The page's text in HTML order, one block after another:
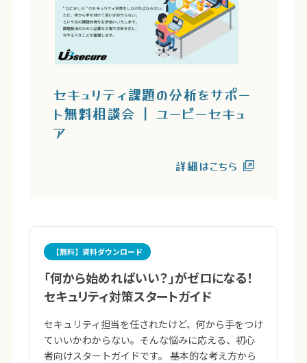
セキュリティ課題の分析をサポー
ト無料相談会 | ユービーセキュ
ア
詳細はこちら
【無料】資料ダウンロード
「何から始めればいい？」がゼロになる！
セキュリティ対策スタートガイド
セキュリティ担当を任されたけど、何から手をつけ
ていいかわからない。そんな悩みに応える、初心
者向けスタートガイドです。 基本的な考え方から